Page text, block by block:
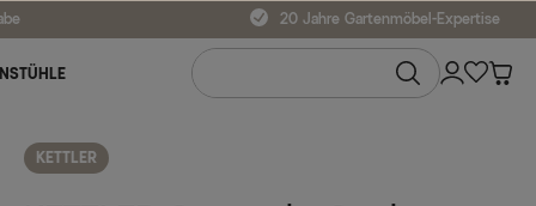
20 Jahre Gartenmöbel-Expertise
KETTLER